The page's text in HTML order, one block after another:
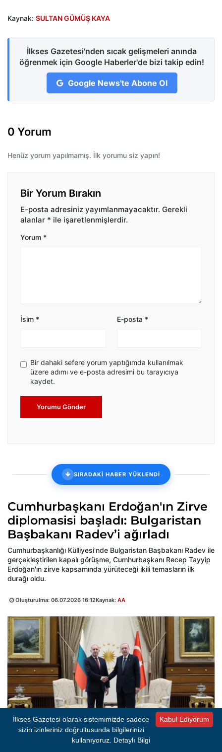
Kaynak: SULTAN GÜMÜŞ KAYA
İlkses Gazetesi'nden sıcak gelişmeleri anında
öğrenmek için Google Haberler'de bizi takip edin!
Google News'te Abone Ol
0 Yorum
Henüz yorum yapılmamış. İlk yorumu siz yapın!
Bir Yorum Bırakın
E-posta adresiniz yayımlanmayacaktır. Gerekli
alanlar * ile işaretlenmişlerdir.
Yorum *
İsim * E-posta *
Bir dahaki sefere yorum yaptığımda kullanılmak
üzere adımı ve e-posta adresimi bu tarayıcıya
kaydet.
Yorumu Gönder
SIRADAKİ HABER YÜKLENDİ
Cumhurbaşkanı Erdoğan'ın Zirve
diplomasisi başladı: Bulgaristan
Başbakanı Radev’i ağırladı
Cumhurbaşkanlığı Külliyesi'nde Bulgaristan Başbakanı Radev ile
gerçekleştirilen kapalı görüşme, Cumhurbaşkanı Recep Tayyip
Erdoğan'ın zirve kapsamında yürüteceği ikili temasların ilk
durağı oldu.
Oluşturulma: 06.07.2026 16:12Kaynak: AA
Kabul Ediyorum
İlkses Gazetesi olarak sistemimizde sadece
sizin izinleriniz doğrultusunda bilgilerinizi
kullanıyoruz. Detaylı Bilgi